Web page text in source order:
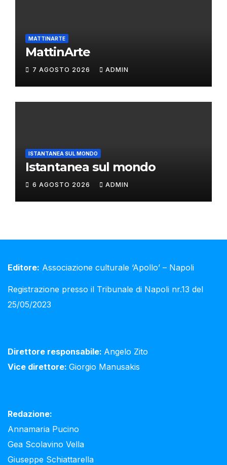
MATTINARTE
MattinArte
7 AGOSTO 2026 ADMIN
ISTANTANEA SUL MONDO
Istantanea sul mondo
6 AGOSTO 2026 ADMIN
Editore: Associazione culturale ‘Apollo’ – Napoli
Registrazione presso il Tribunale di Napoli nr.13 del
25/05/2023
Direttore responsabile: Angelo Zito
Vice direttore: Giorgio Manusakis
Redazione:
Annamaria Pucino
Gea Scolavino Vella
Giuseppe Schiattarella